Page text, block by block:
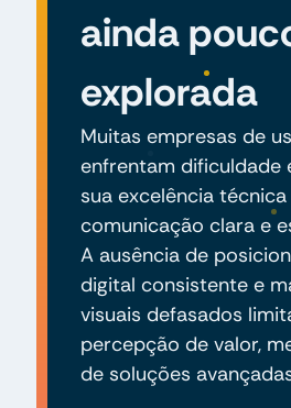
ainda
explorada
Muitas empresas de
enfrentam dificuldade
sua excelência
comunicação clara e
A ausência de
digital consistente e
visuais defasados
percepção de valor,
de soluções